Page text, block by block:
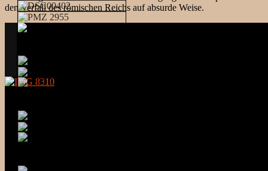
den Verfall des römischen Reichs auf absurde Weise.